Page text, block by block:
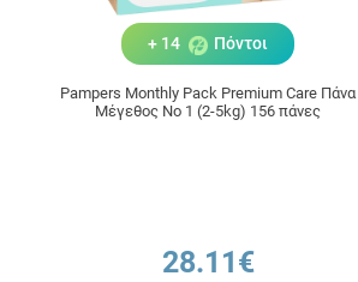
+ 14 Πόντοι
Pampers Monthly Pack Premium Care Πάνα
Μέγεθος No 1 (2-5kg) 156 πάνες
28.11€